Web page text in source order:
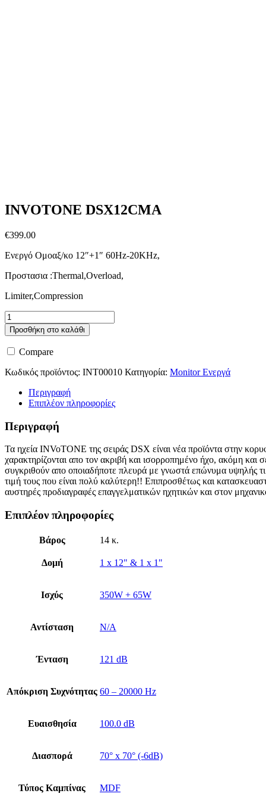
INVOTONE DSX12CMA
€399.00
Ενεργό Ομοαξ/κο 12″+1″ 60Hz-20KHz,
Προστασια :Thermal,Overload,
Limiter,Compression
INVOTONE
DSX12CMA
ποσότητα
Προσθήκη στο καλάθι
Compare
Κωδικός προϊόντος: INT00010 Κατηγορία: Monitor Ενεργά
Περιγραφή
Επιπλέον πληροφορίες
Περιγραφή
Τα ηχεία INVoTONE της σειράς DSX είναι νέα προϊόντα στην
χαρακτηρίζονται απο τον ακριβή και ισορροπημένο ήχο, ακόμη και
συγκριθούν απο οποιαδήποτε πλευρά με γνωστά επώνυμα υψηλής
τιμή τους που είναι πολύ καλύτερη!! Επιπροσθέτως και
αυστηρές προδιαγραφές επαγγελματικών ηχητικών και στον
Επιπλέον πληροφορίες
Βάρος 14 κ.
Δομή 1 x 12" & 1 x 1"
Ισχύς 350W + 65W
Αντίσταση N/A
Ένταση 121 dB
Απόκριση Συχνότητας 60 – 20000 Hz
Ευαισθησία 100.0 dB
Διασπορά 70° x 70° (-6dB)
Τύπος Καμπίνας MDF